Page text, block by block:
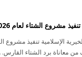
مشروع الشتاء لعام 2025/2026
من معاناة برد الشتاء